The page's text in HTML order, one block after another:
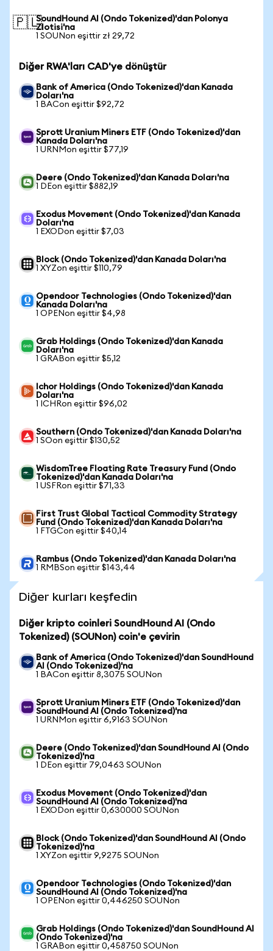
🇵🇱SoundHound AI (Ondo Tokenized)'dan Polonya
Zlotisi'na
1 SOUNon eşittir zł 29,72
Diğer RWA'ları CAD'ye dönüştür
Bank of America (Ondo Tokenized)'dan Kanada
Doları'na
1 BACon eşittir $92,72
Sprott Uranium Miners ETF (Ondo Tokenized)'dan
Kanada Doları'na
1 URNMon eşittir $77,19
Deere (Ondo Tokenized)'dan Kanada Doları'na
1 DEon eşittir $882,19
Exodus Movement (Ondo Tokenized)'dan Kanada
Doları'na
1 EXODon eşittir $7,03
Block (Ondo Tokenized)'dan Kanada Doları'na
1 XYZon eşittir $110,79
Opendoor Technologies (Ondo Tokenized)'dan
Kanada Doları'na
1 OPENon eşittir $4,98
Grab Holdings (Ondo Tokenized)'dan Kanada
Doları'na
1 GRABon eşittir $5,12
Ichor Holdings (Ondo Tokenized)'dan Kanada
Doları'na
1 ICHRon eşittir $96,02
Southern (Ondo Tokenized)'dan Kanada Doları'na
1 SOon eşittir $130,52
WisdomTree Floating Rate Treasury Fund (Ondo
Tokenized)'dan Kanada Doları'na
1 USFRon eşittir $71,33
First Trust Global Tactical Commodity Strategy
Fund (Ondo Tokenized)'dan Kanada Doları'na
1 FTGCon eşittir $40,14
Rambus (Ondo Tokenized)'dan Kanada Doları'na
1 RMBSon eşittir $143,44
Diğer kurları keşfedin
Diğer kripto coinleri SoundHound AI (Ondo
Tokenized) (SOUNon) coin'e çevirin
Bank of America (Ondo Tokenized)'dan SoundHound
AI (Ondo Tokenized)'na
1 BACon eşittir 8,3075 SOUNon
Sprott Uranium Miners ETF (Ondo Tokenized)'dan
SoundHound AI (Ondo Tokenized)'na
1 URNMon eşittir 6,9163 SOUNon
Deere (Ondo Tokenized)'dan SoundHound AI (Ondo
Tokenized)'na
1 DEon eşittir 79,0463 SOUNon
Exodus Movement (Ondo Tokenized)'dan
SoundHound AI (Ondo Tokenized)'na
1 EXODon eşittir 0,630000 SOUNon
Block (Ondo Tokenized)'dan SoundHound AI (Ondo
Tokenized)'na
1 XYZon eşittir 9,9275 SOUNon
Opendoor Technologies (Ondo Tokenized)'dan
SoundHound AI (Ondo Tokenized)'na
1 OPENon eşittir 0,446250 SOUNon
Grab Holdings (Ondo Tokenized)'dan SoundHound AI
(Ondo Tokenized)'na
1 GRABon eşittir 0,458750 SOUNon